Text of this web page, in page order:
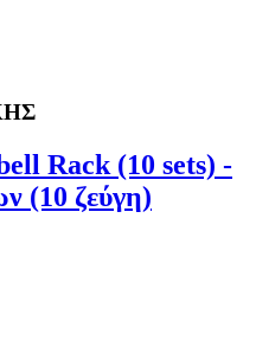
Rack (10 sets) -
(10 ζεύγη)